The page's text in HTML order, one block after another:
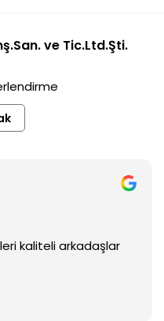
ve Tic.Ltd.Şti.
kaliteli arkadaşlar